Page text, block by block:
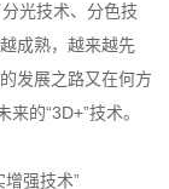
光技术、分色技
成熟，越来越先
发展之路又在何方
的“3D+”技术。
强技术”